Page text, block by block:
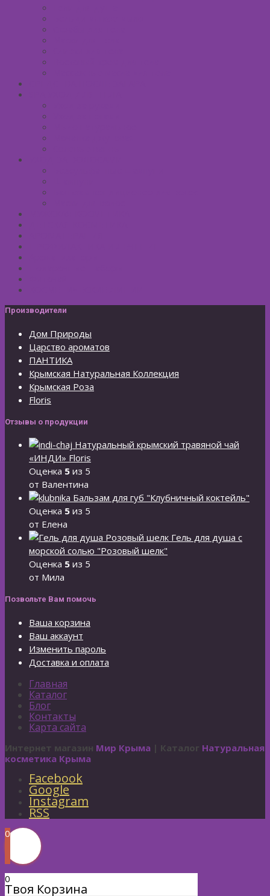
Производители
Дом Природы
Царство ароматов
ПАНТИКА
Крымская Натуральная Коллекция
Крымская Роза
Floris
Отзывы о продукции
Натуральный крымский травяной чай
«ИНДИ» Floris
Оценка 5 из 5
от Валентина
Бальзам для губ "Клубничный коктейль"
Оценка 5 из 5
от Елена
Гель для душа с
морской солью "Розовый шелк"
Оценка 5 из 5
от Мила
Позвольте Вам помочь
Ваша корзина
Ваш аккаунт
Изменить пароль
Доставка и оплата
Главная
Каталог
Блог
Контакты
Карта сайта
Интернет магазин Мир Крыма | Каталог Натуральная
косметика Крыма
Facebook
Google
Instagram
RSS
0
0
Твоя Корзина